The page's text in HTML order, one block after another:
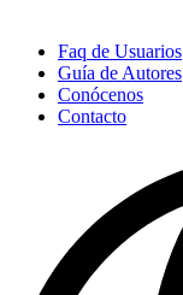
Faq de Usuarios
Guía de Autores
Conócenos
Contacto